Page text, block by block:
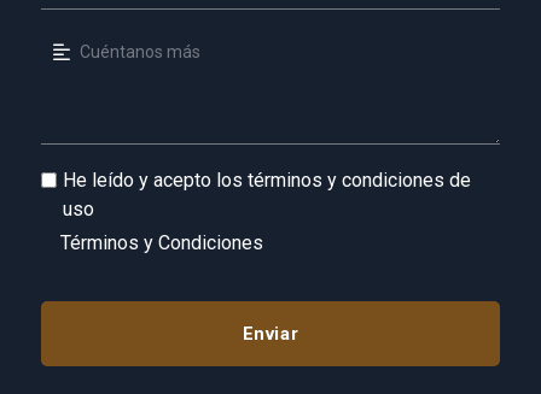
He leído y acepto los términos y condiciones de
uso
Términos y Condiciones